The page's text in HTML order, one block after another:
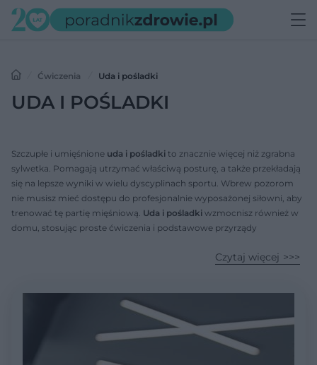
Ćwiczenia Uda i pośladki
UDA I POŚLADKI
Szczupłe i umięśnione uda i pośladki to znacznie więcej niż zgrabna
sylwetka. Pomagają utrzymać właściwą posturę, a także przekładają
się na lepsze wyniki w wielu dyscyplinach sportu. Wbrew pozorom
nie musisz mieć dostępu do profesjonalnie wyposażonej siłowni, aby
trenować tę partię mięśniową. Uda i pośladki wzmocnisz również w
domu, stosując proste ćwiczenia i podstawowe przyrządy
jednak zadbać o nienaganną technikę. Wiele z nich błędnie
Czytaj więcej